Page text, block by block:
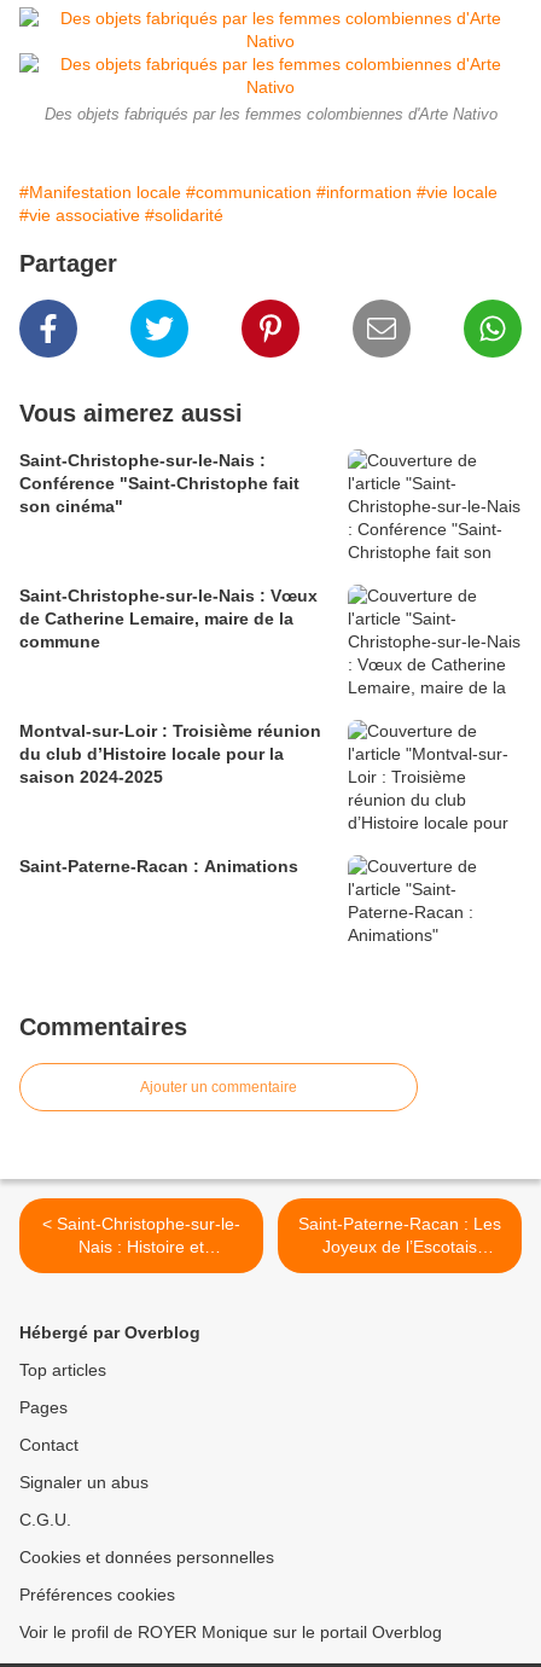
Des objets fabriqués par les femmes colombiennes d'Arte Nativo
#Manifestation locale #communication #information #vie locale
#vie associative #solidarité
Partager
Vous aimerez aussi
Saint-Christophe-sur-le-Nais :
Conférence "Saint-Christophe fait
son cinéma"
Saint-Christophe-sur-le-Nais : Vœux
de Catherine Lemaire, maire de la
commune
Montval-sur-Loir : Troisième réunion
du club d’Histoire locale pour la
saison 2024-2025
Saint-Paterne-Racan : Animations
Commentaires
Ajouter un commentaire
< Saint-Christophe-sur-le-
Nais : Histoire et
Patrimoine : Conférence sur
Saint-Paterne-Racan : Les
Joyeux de l’Escotais
préparent leur nouvelle
Hébergé par Overblog
Top articles
Pages
Contact
Signaler un abus
C.G.U.
Cookies et données personnelles
Préférences cookies
Voir le profil de ROYER Monique sur le portail Overblog